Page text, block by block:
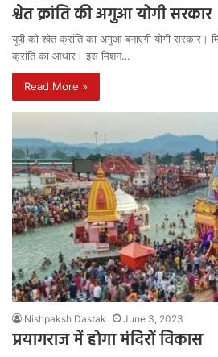
श्वेत क्रांति की अगुआ योगी सरकार
यूपी को श्वेत क्रांति का अगुआ बनाएगी योगी
क्रांति का आधार। इस मिशन…
Read More »
Nishpaksh Dastak June 3, 2023
प्रयागराज में होगा मंदिरों विकास